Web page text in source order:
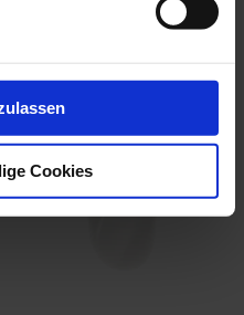
Cookies
like these